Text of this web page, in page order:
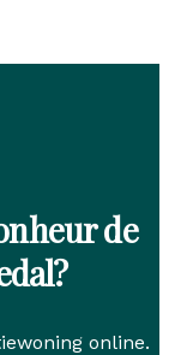
de
online.